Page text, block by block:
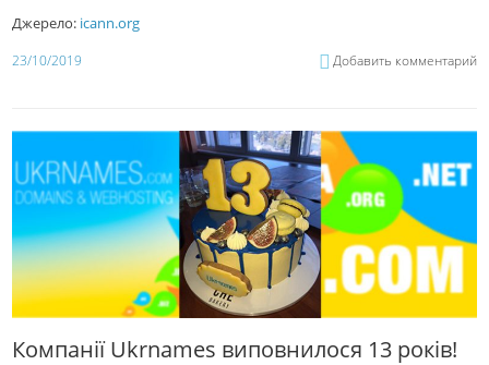
Джерело: icann.org
23/10/2019 Добавить комментарий
Компанії Ukrnames виповнилося 13 років!